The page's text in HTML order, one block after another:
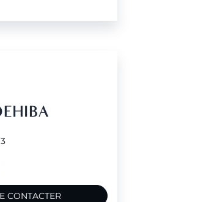
CONTACTER